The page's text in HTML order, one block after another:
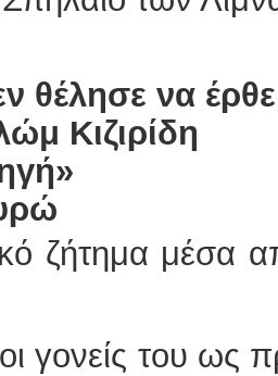
θέλησε να
Κιζιρίδη
ζήτημα μέσα
γονείς του ως